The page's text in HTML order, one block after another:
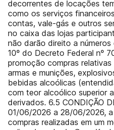
decorrentes de locações
como os serviços
contas, vale-gás e outros
no caixa das lojas
não darão direito a
10º do Decreto Federal nº
promoção compras
armas e munições,
bebidas alcoólicas
com teor alcoólico superior
derivados. 6.5 CONDIÇÃO
01/06/2026 a 28/06/2026,
compras realizadas em um